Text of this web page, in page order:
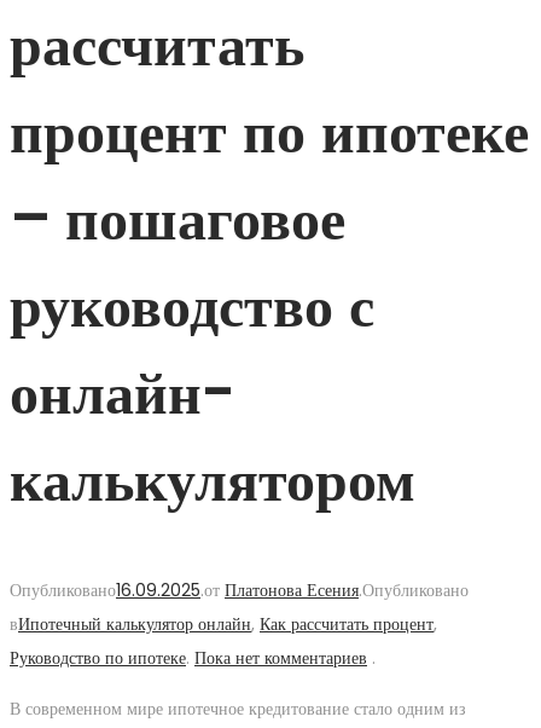
рассчитать
процент по ипотеке
– пошаговое
руководство с
онлайн-
калькулятором
Опубликовано16.09.2025.от Платонова Есения.Опубликовано
вИпотечный калькулятор онлайн, Как рассчитать процент,
Руководство по ипотеке. Пока нет комментариев .
В современном мире ипотечное кредитование стало одним из